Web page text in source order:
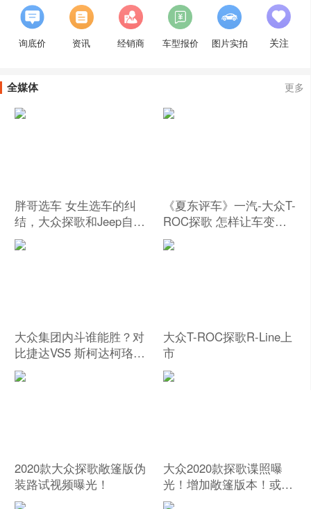
询底价 资讯 经销商 车型报价 图片实拍 关注
全媒体 更多
胖哥选车 女生选车的纠
结，大众探歌和Jeep自由
侠买谁好？
《夏东评车》一汽-大众T-
ROC探歌 怎样让车变得
有趣？
大众集团内斗谁能胜？对
比捷达VS5 斯柯达柯珞克
大众探歌
大众T-ROC探歌R-Line上
市
2020款大众探歌敞篷版伪
装路试视频曝光！
大众2020款探歌谍照曝
光！增加敞篷版本！或明
年上市！